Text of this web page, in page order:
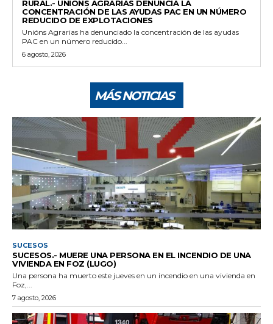
RURAL.- UNIÓNS AGRARIAS DENUNCIA LA
CONCENTRACIÓN DE LAS AYUDAS PAC EN UN NÚMERO
REDUCIDO DE EXPLOTACIONES
Unións Agrarias ha denunciado la concentración de las ayudas
PAC en un número reducido...
6 agosto, 2026
MÁS NOTICIAS
SUCESOS
SUCESOS.- MUERE UNA PERSONA EN EL INCENDIO DE UNA
VIVIENDA EN FOZ (LUGO)
Una persona ha muerto este jueves en un incendio en una vivienda en
Foz,...
7 agosto, 2026